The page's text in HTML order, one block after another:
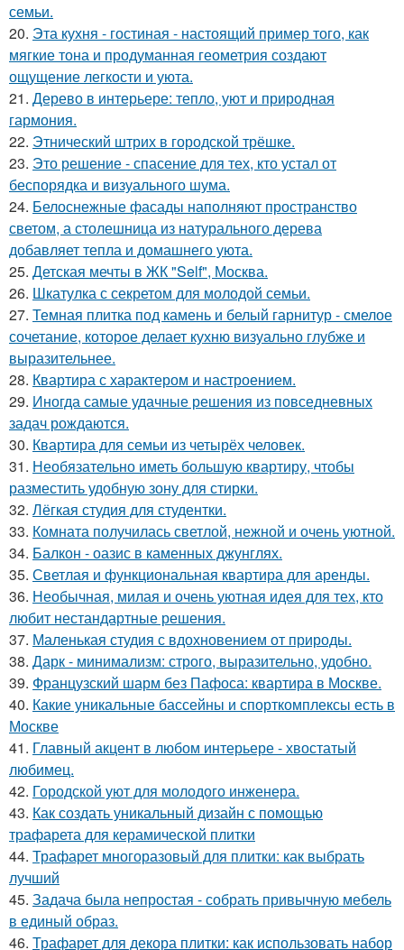
семьи.
20. Эта кухня - гостиная - настоящий пример того, как
мягкие тона и продуманная геометрия создают
ощущение легкости и уюта.
21. Дерево в интерьере: тепло, уют и природная
гармония.
22. Этнический штрих в городской трёшке.
23. Это решение - спасение для тех, кто устал от
беспорядка и визуального шума.
24. Белоснежные фасады наполняют пространство
светом, а столешница из натурального дерева
добавляет тепла и домашнего уюта.
25. Детская мечты в ЖК "Self", Москва.
26. Шкатулка с секретом для молодой семьи.
27. Темная плитка под камень и белый гарнитур - смелое
сочетание, которое делает кухню визуально глубже и
выразительнее.
28. Квартира с характером и настроением.
29. Иногда самые удачные решения из повседневных
задач рождаются.
30. Квартира для семьи из четырёх человек.
31. Необязательно иметь большую квартиру, чтобы
разместить удобную зону для стирки.
32. Лёгкая студия для студентки.
33. Комната получилась светлой, нежной и очень уютной.
34. Балкон - оазис в каменных джунглях.
35. Светлая и функциональная квартира для аренды.
36. Необычная, милая и очень уютная идея для тех, кто
любит нестандартные решения.
37. Маленькая студия с вдохновением от природы.
38. Дарк - минимализм: строго, выразительно, удобно.
39. Французский шарм без Пафоса: квартира в Москве.
40. Какие уникальные бассейны и спорткомплексы есть в
Москве
41. Главный акцент в любом интерьере - хвостатый
любимец.
42. Городской уют для молодого инженера.
43. Как создать уникальный дизайн с помощью
трафарета для керамической плитки
44. Трафарет многоразовый для плитки: как выбрать
лучший
45. Задача была непростая - собрать привычную мебель
в единый образ.
46. Трафарет для декора плитки: как использовать набор